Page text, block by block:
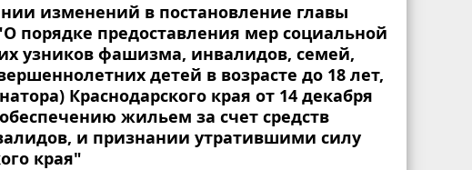
изменений в постановление главы
порядке предоставления мер социальной
узников фашизма, инвалидов, семей,
детей в возрасте до 18 лет,
Краснодарского края от 14 декабря
жильем за счет средств
и признании утратившими силу
края"